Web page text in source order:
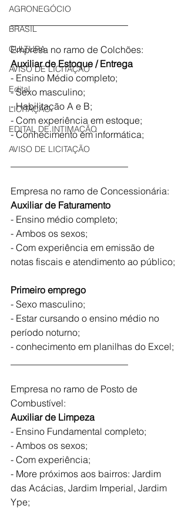
AGRONEGÓCIO
BRASIL
CULTURA
AVISO DE LICITAÇÃO
Edital
LICITAÇÃO
EDITAL DE INTIMAÇÃO
AVISO DE LICITAÇÃO
Empresa no ramo de Colchões:
Auxiliar de Estoque / Entrega
- Ensino Médio completo;
- Sexo masculino;
- Habilitação A e B;
- Com experiência em estoque;
- Conhecimento em informática;
Empresa no ramo de Concessionária:
Auxiliar de Faturamento
- Ensino médio completo;
- Ambos os sexos;
- Com experiência em emissão de
notas fiscais e atendimento ao público;
Primeiro emprego
- Sexo masculino;
- Estar cursando o ensino médio no
período noturno;
- conhecimento em planilhas do Excel;
Empresa no ramo de Posto de
Combustível:
Auxiliar de Limpeza
- Ensino Fundamental completo;
- Ambos os sexos;
- Com experiência;
- More próximos aos bairros: Jardim
das Acácias, Jardim Imperial, Jardim
Ype;